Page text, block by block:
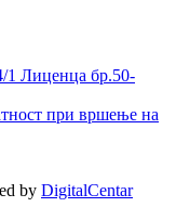
1 Лиценца бр.50-
при вршење на
by DigitalCentar